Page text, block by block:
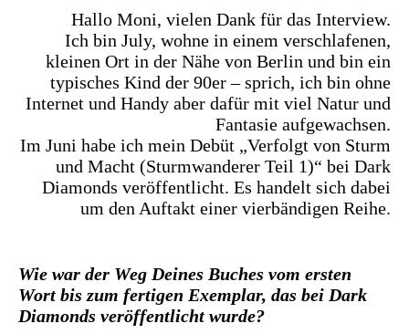
Hallo Moni, vielen Dank für das Interview.
Ich bin July, wohne in einem verschlafenen,
kleinen Ort in der Nähe von Berlin und bin ein
typisches Kind der 90er – sprich, ich bin ohne
Internet und Handy aber dafür mit viel Natur und
Fantasie aufgewachsen.
Im Juni habe ich mein Debüt „Verfolgt von Sturm
und Macht (Sturmwanderer Teil 1)“ bei Dark
Diamonds veröffentlicht. Es handelt sich dabei
um den Auftakt einer vierbändigen Reihe.
Wie war der Weg Deines Buches vom ersten
Wort bis zum fertigen Exemplar, das bei Dark
Diamonds veröffentlicht wurde?